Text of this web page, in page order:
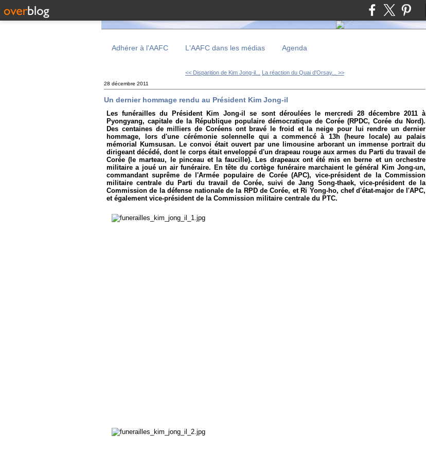
Adhérer à l'AAFC L'AAFC dans les médias Agenda
<< Disparition de Kim Jong-il... La réaction du Quai d'Orsay... >>
28 décembre 2011
Un dernier hommage rendu au Président Kim Jong-il
Les funérailles du Président Kim Jong-il se sont déroulées le mercredi 28 décembre 2011 à
Pyongyang, capitale de la République populaire démocratique de Corée (RPDC, Corée du Nord).
Des centaines de milliers de Coréens ont bravé le froid et la neige pour lui rendre un dernier
hommage, lors d'une cérémonie solennelle qui a commencé à 13h (heure locale) au palais
mémorial Kumsusan. Le convoi était ouvert par une limousine arborant un immense portrait du
dirigeant décédé, dont le corps était enveloppé d'un drapeau rouge aux armes du Parti du travail de
Corée (le marteau, le pinceau et la faucille). Les drapeaux ont été mis en berne et un orchestre
militaire a joué un air funéraire. En tête du cortège funéraire marchaient le général Kim Jong-un,
commandant suprême de l'Armée populaire de Corée (APC), vice-président de la Commission
militaire centrale du Parti du travail de Corée, suivi de Jang Song-thaek, vice-président de la
Commission de la défense nationale de la RPD de Corée, et Ri Yong-ho, chef d'état-major de l'APC,
et également vice-président de la Commission militaire centrale du PTC.